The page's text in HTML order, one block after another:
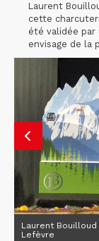
Laurent
cette
été validée par
envisage de la
Laurent
Lefèvre